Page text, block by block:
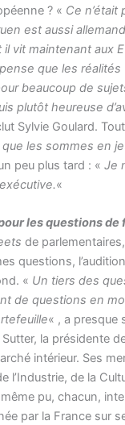
? « Ce n’était
est aussi
il vit maintenant aux
que les réalités
beaucoup de
plutôt heureuse
Sylvie Goulard.
les sommes en
peu plus tard : «Je
«
les questions de
de
questions,
« Un tiers des
de questions en
« , a presque
la présidente
intérieur. Ses
l’Industrie, de la
pu, chacun,
par la France sur